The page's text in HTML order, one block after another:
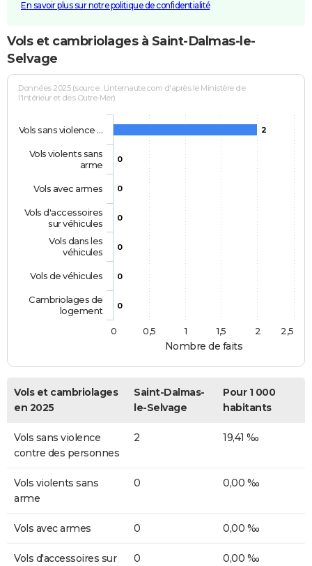
En savoir plus sur notre politique de confidentialité
Vols et cambriolages à Saint-Dalmas-le-
Selvage
Nombre de faits
Données 2025 (source : Linternaute.com d'après le Ministère de
l'Intérieur et des Outre-Mer)
2
0
0
0
0
0
0
Vols sans violence …
Vols violents sans
arme
Vols avec armes
Vols d'accessoires
sur véhicules
Vols dans les
véhicules
Vols de véhicules
Cambriolages de
logement
0
0,5 1 1,5 2 2,5
Vols et cambriolages
en 2025
Saint-Dalmas-
le-Selvage
Pour 1 000
habitants
Vols sans violence
contre des personnes
2 19,41 ‰
Vols violents sans
arme
0 0,00 ‰
Vols avec armes 0 0,00 ‰
Vols d'accessoires sur
0 0,00 ‰